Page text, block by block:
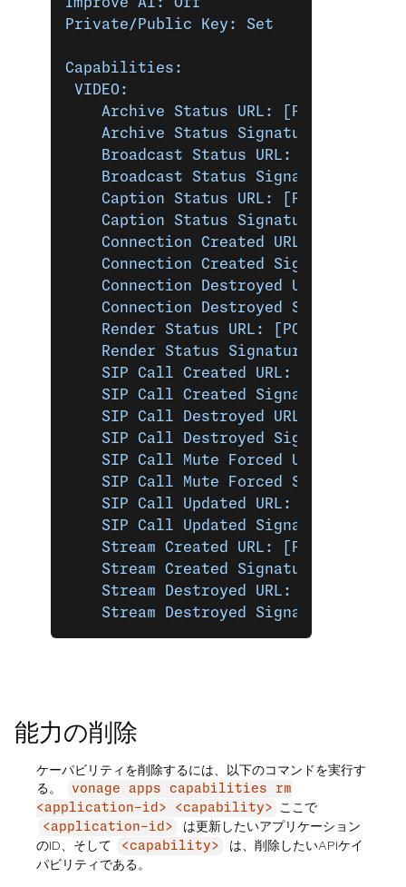
Private/Public Key: Set
Capabilities:
VIDEO:
Archive Status URL: [POST]
Archive Status Signature Secret:
Broadcast Status URL: [POST]
Broadcast Status Signature
Caption Status URL: [POST]
Caption Status Signature Secret:
Connection Created URL: [POST]
Connection Created Signature
Connection Destroyed URL: [POST]
Connection Destroyed Signature
Render Status URL: [POST]
Render Status Signature Secret:
SIP Call Created URL: [POST]
SIP Call Created Signature
SIP Call Destroyed URL: [POST]
SIP Call Destroyed Signature
SIP Call Mute Forced URL: [POST]
SIP Call Mute Forced Signature
SIP Call Updated URL: [POST]
SIP Call Updated Signature
Stream Created URL: [POST]
Stream Created Signature Secret:
Stream Destroyed URL: [POST]
Stream Destroyed Signature
能力の削除
ケーパビリティを削除するには、以下のコマンドを実行す
る。
vonage apps capabilities rm
<application-id> <capability>
ここで
<application-id>
は更新したいアプリケーション
のID、そして
<capability>
は、削除したいAPIケイ
パビリティである。